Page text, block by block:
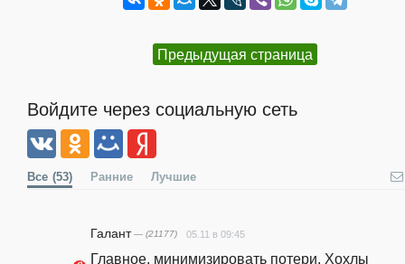
Предыдущая страница
Войдите через социальную сеть
Все (53) Ранние Лучшие
Галант— (21177) 05.11 в 09:45
Главное, минимизировать потери. Хохлы